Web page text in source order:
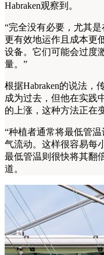
Habraken观察到。
“完全没有必要，尤其
更有效地运作且成本更
设备。它们可能会过度
量。”
根据Habraken的说法，
成为过去，但他在实践
的上涨，这种方法正在
“种植者通常将最低管
气流动。这样很容易每
最低管温则很快将其翻
道。